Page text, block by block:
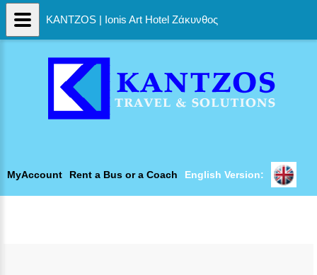
MyAccount Rent a Bus or a Coach English Version:
KANTZOS | Ionis Art Hotel Ζάκυνθος